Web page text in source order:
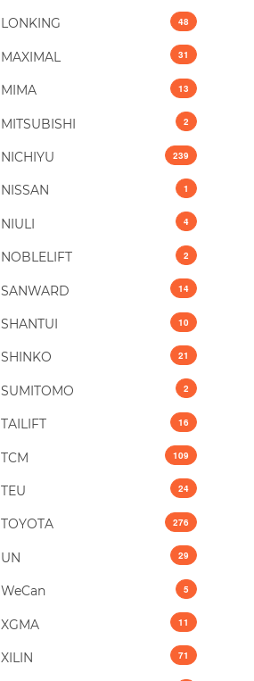
LONKING 48
MAXIMAL 31
MIMA 13
MITSUBISHI 2
NICHIYU 239
NISSAN 1
NIULI 4
NOBLELIFT 2
SANWARD 14
SHANTUI 10
SHINKO 21
SUMITOMO 2
TAILIFT 16
TCM 109
TEU 24
TOYOTA 276
UN 29
WeCan 5
XGMA 11
XILIN 71